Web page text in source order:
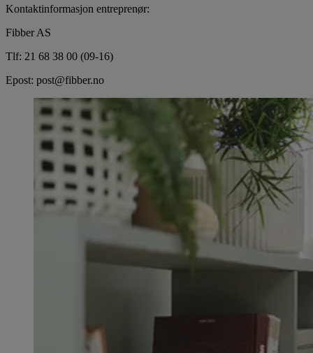
Kontaktinformasjon entreprenør:
Fibber AS
Tlf: 21 68 38 00 (09-16)
Epost: post@fibber.no